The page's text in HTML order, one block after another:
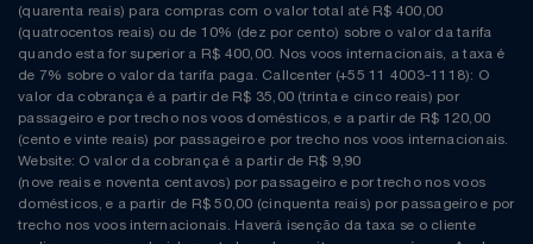
(quarenta reais) para compras com o valor total até R$ 400,00
(quatrocentos reais) ou de 10% (dez por cento) sobre o valor da tarifa
quando esta for superior a R$ 400,00. Nos voos internacionais, a taxa é
de 7% sobre o valor da tarifa paga. Callcenter (+55 11 4003-1118): O
valor da cobrança é a partir de R$ 35,00 (trinta e cinco reais) por
passageiro e por trecho nos voos domésticos, e a partir de R$ 120,00
(cento e vinte reais) por passageiro e por trecho nos voos internacionais.
Website: O valor da cobrança é a partir de R$ 9,90
(nove reais e noventa centavos) por passageiro e por trecho nos voos
domésticos, e a partir de R$ 50,00 (cinquenta reais) por passageiro e por
trecho nos voos internacionais. Haverá isenção da taxa se o cliente